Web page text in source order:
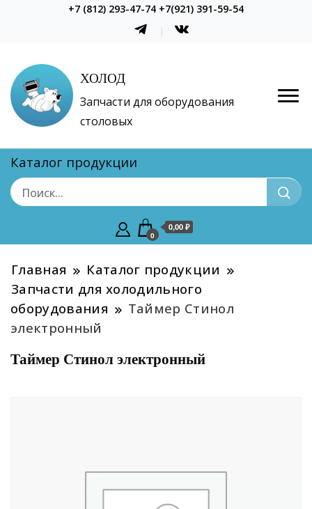
+7 (812) 293-47-74 +7(921) 391-59-54
ХОЛОД
Запчасти для оборудования
столовых
Каталог продукции
0
0,00 ₽
Главная
Каталог продукции
Запчасти для холодильного
оборудования
Таймер Стинол
электронный
Таймер Стинол электронный